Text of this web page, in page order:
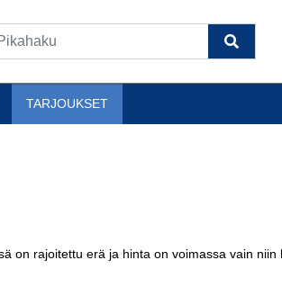
TARJOUKSET
on rajoitettu erä ja hinta on voimassa vain niin